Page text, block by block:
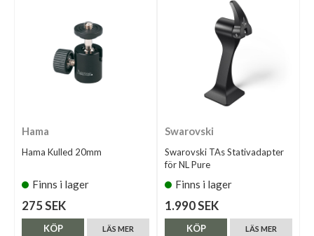
Hama
Hama Kulled 20mm
Finns i lager
275 SEK
LÄS MER
KÖP
Swarovski
Swarovski TAs Stativadapter
för NL Pure
Finns i lager
1.990 SEK
LÄS MER
KÖP